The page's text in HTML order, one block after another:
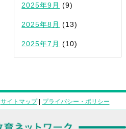
2025年9月 (9)
2025年8月 (13)
2025年7月 (10)
サイトマップ| プライバシー・ポリシー